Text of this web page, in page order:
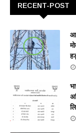
RECENT-POST